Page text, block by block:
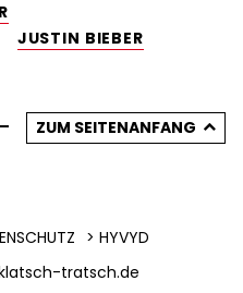
JUSTIN BIEBER
ZUM SEITENANFANG
HYVYD
tratsch.de